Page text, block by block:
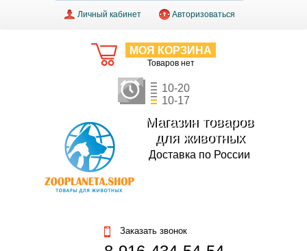
Личный кабинет Авторизоваться
МОЯ КОРЗИНА
Товаров нет
10-20
10-17
Магазин товаров
для животных
Доставка по России
Заказать звонок